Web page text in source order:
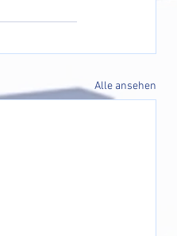
Alle ansehen